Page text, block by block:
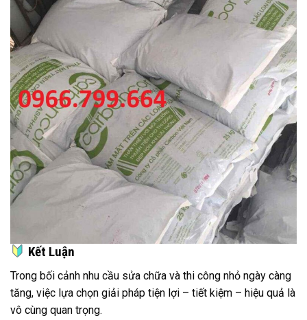
Kết Luận
Trong bối cảnh nhu cầu sửa chữa và thi công nhỏ ngày càng
tăng, việc lựa chọn giải pháp tiện lợi – tiết kiệm – hiệu quả là
vô cùng quan trọng.